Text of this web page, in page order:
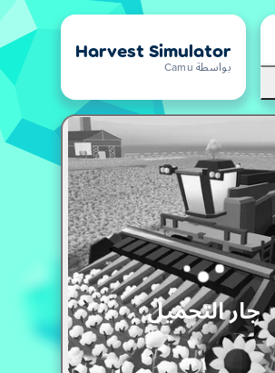
Harvest Simulator
بواسطة Camu
جار التحميل